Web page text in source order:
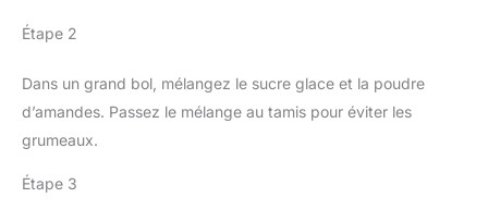
Étape 2
Dans un grand bol, mélangez le sucre glace et la poudre
d’amandes. Passez le mélange au tamis pour éviter les
grumeaux.
Étape 3